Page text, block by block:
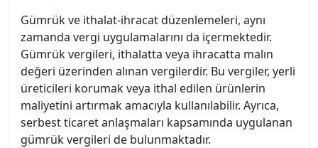
Gümrük ve ithalat-ihracat düzenlemeleri, aynı
zamanda vergi uygulamalarını da içermektedir.
Gümrük vergileri, ithalatta veya ihracatta malın
değeri üzerinden alınan vergilerdir. Bu vergiler, yerli
üreticileri korumak veya ithal edilen ürünlerin
maliyetini artırmak amacıyla kullanılabilir. Ayrıca,
serbest ticaret anlaşmaları kapsamında uygulanan
gümrük vergileri de bulunmaktadır.